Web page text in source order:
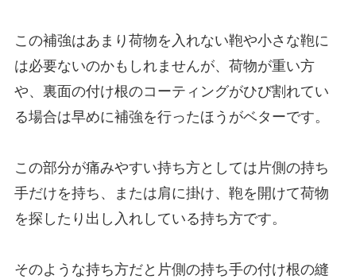
この補強はあまり荷物を入れない鞄や小さな鞄に
は必要ないのかもしれませんが、荷物が重い方
や、裏面の付け根のコーティングがひび割れてい
る場合は早めに補強を行ったほうがベターです。
この部分が痛みやすい持ち方としては片側の持ち
手だけを持ち、または肩に掛け、鞄を開けて荷物
を探したり出し入れしている持ち方です。
そのような持ち方だと片側の持ち手の付け根の縫